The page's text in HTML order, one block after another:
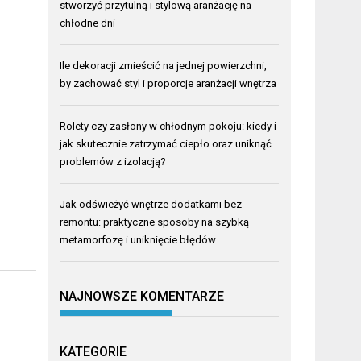
stworzyć przytulną i stylową aranżację na
chłodne dni
Ile dekoracji zmieścić na jednej powierzchni,
by zachować styl i proporcje aranżacji wnętrza
Rolety czy zasłony w chłodnym pokoju: kiedy i
jak skutecznie zatrzymać ciepło oraz uniknąć
problemów z izolacją?
Jak odświeżyć wnętrze dodatkami bez
remontu: praktyczne sposoby na szybką
metamorfozę i uniknięcie błędów
NAJNOWSZE KOMENTARZE
KATEGORIE